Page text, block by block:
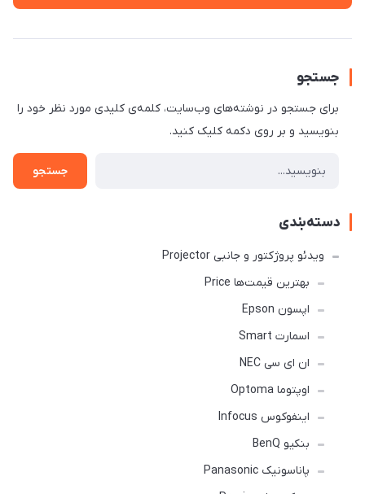
جستجو
برای جستجو در نوشته‌های وب‌سایت، کلمه‌ی کلیدی مورد نظر خود را
بنویسید و بر روی دکمه کلیک کنید.
جستجو
دسته‌بندی
ویدئو پروژکتور و جانبی Projector
بهترین قیمت‌ها Price
اپسون Epson
اسمارت Smart
ان ای سی NEC
اوپتوما Optoma
اینفوکوس Infocus
بنکیو BenQ
پاناسونیک Panasonic